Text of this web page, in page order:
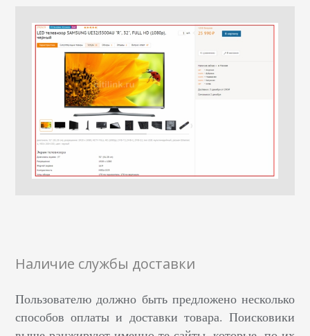
Наличие службы доставки
Пользователю должно быть предложено несколько
способов оплаты и доставки товара. Поисковики